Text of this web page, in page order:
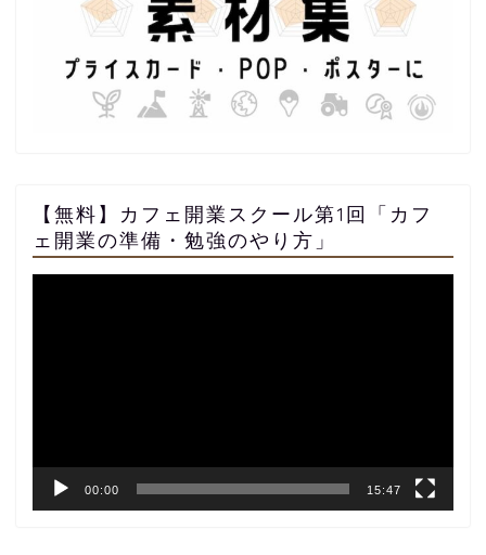
【無料】カフェ開業スクール第1回「カフ
ェ開業の準備・勉強のやり方」
00:00 15:47